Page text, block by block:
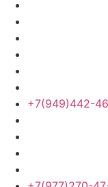
+7(949)442-